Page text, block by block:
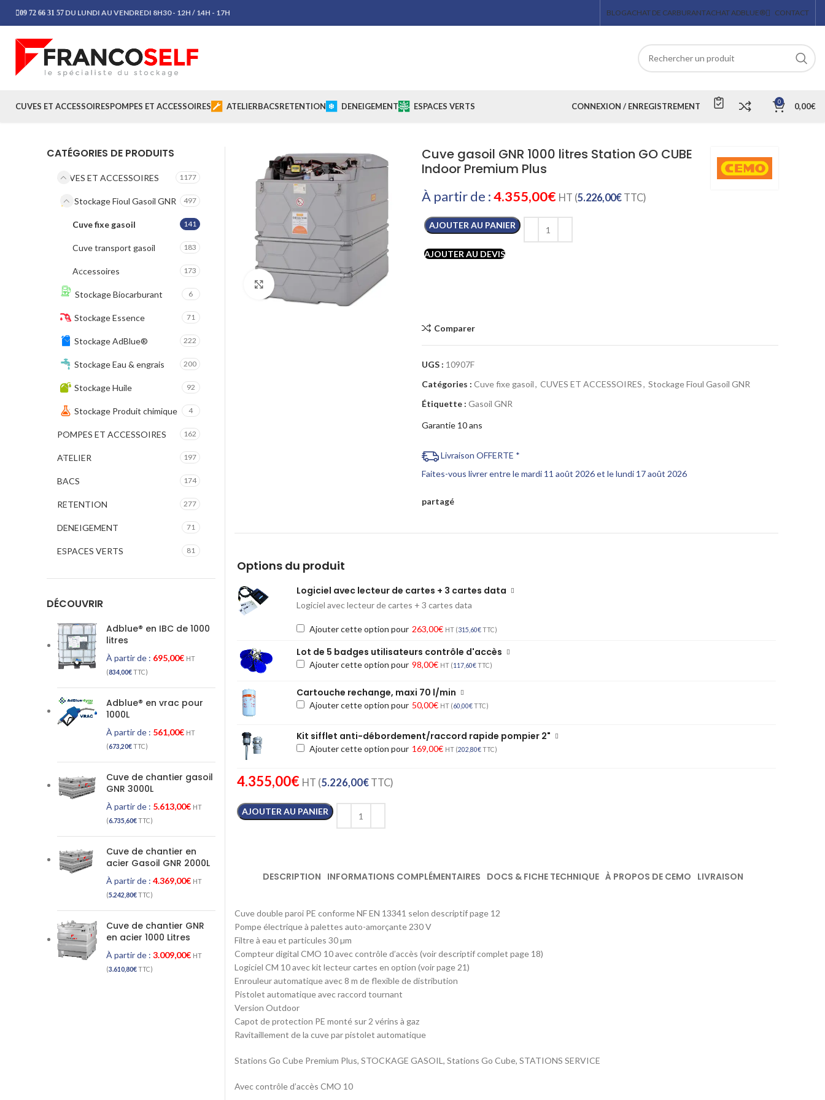
09 72 66 31 57 DU LUNDI AU VENDREDI 8H30 - 12H / 14H - 17H BLOGACHAT DE CARBURANTACHAT ADBLUE® CONTACT
CUVES ET ACCESSOIRESPOMPES ET ACCESSOIRES ATELIERBACSRETENTION DENEIGEMENT ESPACES VERTS CONNEXION / ENREGISTREMENT 0 0,00€
Cliquez pour agrandir
Cuve gasoil GNR 1000 litres Station GO CUBE
Indoor Premium Plus
À partir de :4.355,00€ HT (5.226,00€TTC)
AJOUTER AU PANIER
AJOUTER AU DEVIS
Comparer
UGS : 10907F
Catégories : Cuve fixe gasoil, CUVES ET ACCESSOIRES, Stockage Fioul Gasoil GNR
Étiquette : Gasoil GNR
Garantie 10 ans
Livraison OFFERTE *
Faites-vous livrer entre le mardi 11 août 2026 et le lundi 17 août 2026
partagé
Options du produit
Logiciel avec lecteur de cartes + 3 cartes data
Logiciel avec lecteur de cartes + 3 cartes data
Ajouter cette option pour 263,00€ HT (315,60€TTC)
Lot de 5 badges utilisateurs contrôle d'accès
Ajouter cette option pour 98,00€ HT (117,60€TTC)
Cartouche rechange, maxi 70 l/min
Ajouter cette option pour 50,00€ HT (60,00€TTC)
Kit sifflet anti-débordement/raccord rapide pompier 2"
Ajouter cette option pour 169,00€ HT (202,80€TTC)
4.355,00€ HT (5.226,00€TTC)
AJOUTER AU PANIER
DESCRIPTION INFORMATIONS COMPLÉMENTAIRES DOCS & FICHE TECHNIQUE À PROPOS DE CEMO LIVRAISON
Cuve double paroi PE conforme NF EN 13341 selon descriptif page 12
Pompe électrique à palettes auto-amorçante 230 V
Filtre à eau et particules 30 µm
Compteur digital CMO 10 avec contrôle d’accès (voir descriptif complet page 18)
Logiciel CM 10 avec kit lecteur cartes en option (voir page 21)
Enrouleur automatique avec 8 m de flexible de distribution
Pistolet automatique avec raccord tournant
Version Outdoor
Capot de protection PE monté sur 2 vérins à gaz
Ravitaillement de la cuve par pistolet automatique
Stations Go Cube Premium Plus, STOCKAGE GASOIL, Stations Go Cube, STATIONS SERVICE
Avec contrôle d’accès CMO 10
CATÉGORIES DE PRODUITS
CUVES ET ACCESSOIRES 1177
Stockage Fioul Gasoil GNR 497
Cuve fixe gasoil 141
Cuve transport gasoil 183
Accessoires 173
Stockage Biocarburant 6
Stockage Essence 71
Stockage AdBlue® 222
Stockage Eau & engrais 200
Stockage Huile 92
Stockage Produit chimique 4
POMPES ET ACCESSOIRES 162
ATELIER 197
BACS 174
RETENTION 277
DENEIGEMENT 71
ESPACES VERTS 81
DÉCOUVRIR
Adblue® en IBC de 1000
litres
À partir de : 695,00€ HT
(834,00€TTC)
Adblue® en vrac pour
1000L
À partir de : 561,00€ HT
(673,20€TTC)
Cuve de chantier gasoil
GNR 3000L
À partir de : 5.613,00€ HT
(6.735,60€TTC)
Cuve de chantier en
acier Gasoil GNR 2000L
À partir de : 4.369,00€ HT
(5.242,80€TTC)
Cuve de chantier GNR
en acier 1000 Litres
À partir de : 3.009,00€ HT
(3.610,80€TTC)